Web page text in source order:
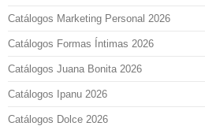
Catálogos Marketing Personal 2026
Catálogos Formas Íntimas 2026
Catálogos Juana Bonita 2026
Catálogos Ipanu 2026
Catálogos Dolce 2026